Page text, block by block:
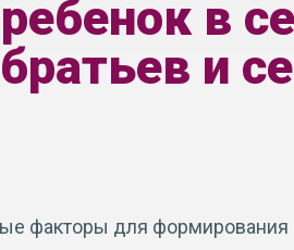
в
и
факторы для формирования